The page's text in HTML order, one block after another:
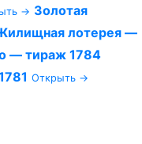
→ Золотая
лотерея —
— тираж 1784
Открыть →